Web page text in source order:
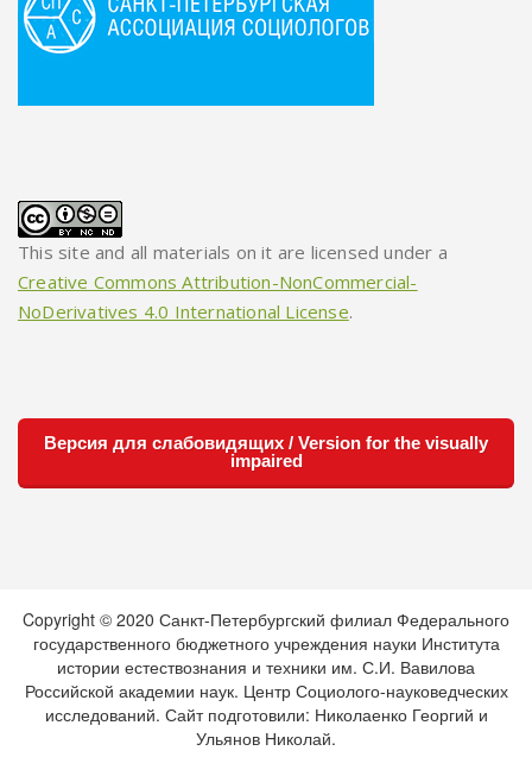
This site and all materials on it are licensed under a
Creative Commons Attribution-NonCommercial-
NoDerivatives 4.0 International License.
Версия для слабовидящих / Version for the visually
impaired
Copyright © 2020 Санкт-Петербургский филиал Федерального
государственного бюджетного учреждения науки Института
истории естествознания и техники им. С.И. Вавилова
Российской академии наук. Центр Социолого-науковедческих
исследований. Сайт подготовили: Николаенко Георгий и
Ульянов Николай.